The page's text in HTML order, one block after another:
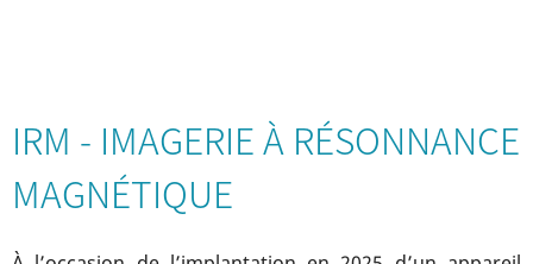
IRM - IMAGERIE À RÉSONNANCE
MAGNÉTIQUE